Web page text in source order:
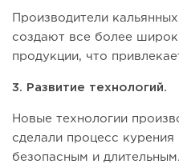
Производители
создают все более
продукции, что
3. Развитие технологий.
Новые технологии
сделали процесс
безопасным и длительным.